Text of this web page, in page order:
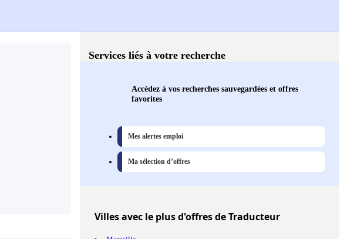
Services liés à votre recherche
Accédez à vos recherches sauvegardées et offres
favorites
Mes alertes emploi
Ma sélection d’offres
Villesavec le plus d'offres de Traducteur